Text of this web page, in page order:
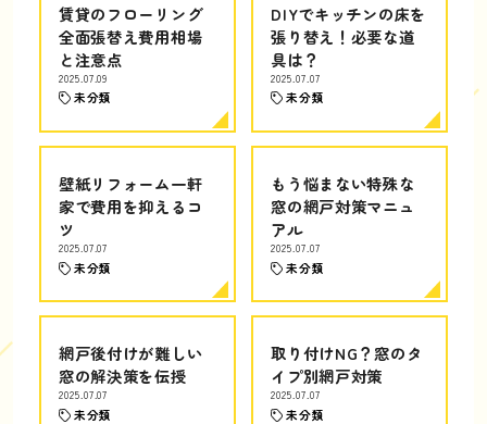
賃貸のフローリング
全面張替え費用相場
と注意点
2025.07.09
未分類
DIYでキッチンの床を
張り替え！必要な道
具は？
2025.07.07
未分類
壁紙リフォーム一軒
家で費用を抑えるコ
ツ
2025.07.07
未分類
もう悩まない特殊な
窓の網戸対策マニュ
アル
2025.07.07
未分類
網戸後付けが難しい
窓の解決策を伝授
2025.07.07
未分類
取り付けNG？窓のタ
イプ別網戸対策
2025.07.07
未分類